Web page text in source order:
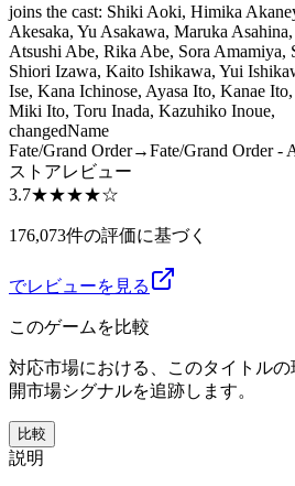
joins the cast: Shiki Aoki, Himika
Akesaka, Yu Asakawa, Maruka
Atsushi Abe, Rika Abe, Sora Amamiya,
Shiori Izawa, Kaito Ishikawa, Yui
Ise, Kana Ichinose, Ayasa Ito, Kanae
Miki Ito, Toru Inada, Kazuhiko Inoue,
changedName
Fate/Grand Order→Fate/Grand Order -
ストアレビュー
3.7★★★★☆
176,073件の評価に基づく
でレビューを見る
このゲームを比較
対応市場における、このタイトル
開市場シグナルを追跡します。
比較
説明